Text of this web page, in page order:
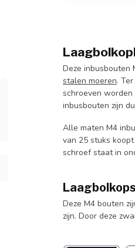
Deze inbusbouten
stalen moeren.
schroeven
inbusbouten zijn
Alle maten M4
van 25 stuks
schroef staat in
Deze M4 bouten
zijn. Door deze